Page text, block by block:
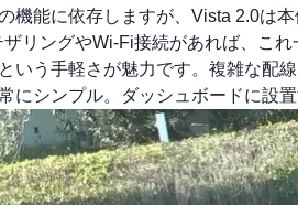
機能に依存しますが、Vista 2.0は
リングやWi-Fi接続があれば、こ
という手軽さが魅力です。複雑な配
にシンプル。ダッシュボードに設